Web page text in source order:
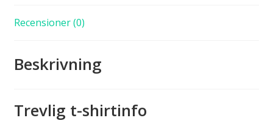
Recensioner (0)
Beskrivning
Trevlig t-shirtinfo